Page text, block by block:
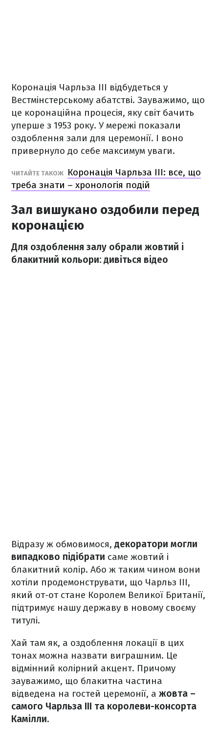
Коронація Чарльза ІІІ відбудеться у
Вестмінстерському абатстві. Зауважимо, що
це коронаційна процесія, яку світ бачить
уперше з 1953 року. У мережі показали
оздоблення зали для церемонії. І воно
привернуло до себе максимум уваги.
ЧИТАЙТЕ ТАКОЖ
Коронація Чарльза III: все, що
треба знати – хронологія подій
Зал вишукано оздобили перед
коронацією
Для оздоблення залу обрали жовтий і
блакитний кольори: дивіться відео
Відразу ж обмовимося, декоратори могли
випадково підібрати саме жовтий і
блакитний колір. Або ж таким чином вони
хотіли продемонструвати, що Чарльз ІІІ,
який от-от стане Королем Великої Британії,
підтримує нашу державу в новому своєму
титулі.
Хай там як, а оздоблення локації в цих
тонах можна назвати виграшним. Це
відмінний колірний акцент. Причому
зауважимо, що блакитна частина
відведена на гостей церемонії, а жовта –
самого Чарльза ІІІ та королеви-консорта
Камілли.